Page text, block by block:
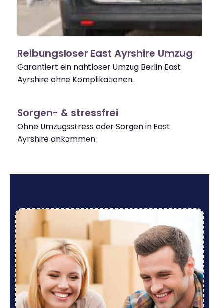
Reibungsloser East Ayrshire Umzug
Garantiert ein nahtloser Umzug Berlin East
Ayrshire ohne Komplikationen.
Sorgen- & stressfrei
Ohne Umzugsstress oder Sorgen in East
Ayrshire ankommen.